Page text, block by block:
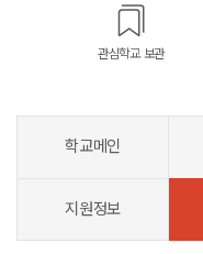
관심학교 보관
학교메인
지원정보